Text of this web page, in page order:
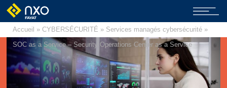
Accueil »CYBERSÉCURITÉ » Services managés cybersécurité »
SOC as a Service – Security Operations Center as a Service